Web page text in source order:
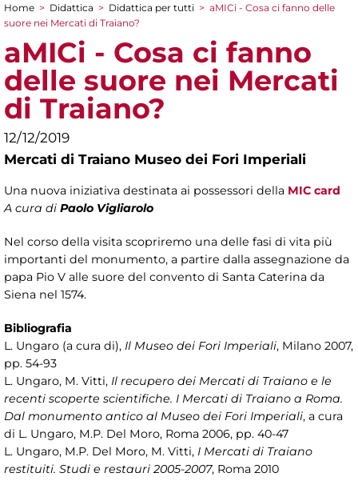
Tu sei qui
Home > Didattica > Didattica per tutti > aMICi - Cosa ci fanno delle
suore nei Mercati di Traiano?
aMICi - Cosa ci fanno
delle suore nei Mercati
di Traiano?
12/12/2019
Mercati di Traiano Museo dei Fori Imperiali
Una nuova iniziativa destinata ai possessori della MIC card
A cura di Paolo Vigliarolo
Nel corso della visita scopriremo una delle fasi di vita più
importanti del monumento, a partire dalla assegnazione da
papa Pio V alle suore del convento di Santa Caterina da
Siena nel 1574.
Bibliografia
L. Ungaro (a cura di), Il Museo dei Fori Imperiali, Milano 2007,
pp. 54-93
L. Ungaro, M. Vitti, Il recupero dei Mercati di Traiano e le
recenti scoperte scientifiche. I Mercati di Traiano a Roma.
Dal monumento antico al Museo dei Fori Imperiali, a cura
di L. Ungaro, M.P. Del Moro, Roma 2006, pp. 40-47
L. Ungaro, M.P. Del Moro, M. Vitti, I Mercati di Traiano
restituiti. Studi e restauri 2005-2007, Roma 2010